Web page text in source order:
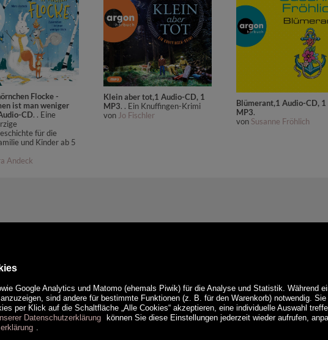
Flocke -
ist man weniger
CD. . Eine
für die
und Kinder ab 5
Andeck
Klein aber tot,1 Audio-CD, 1
MP3. . Ein Knuffingen-Krimi
von Jo Fischler
Blümerant,1 Audio-CD, 1
MP3.
von Susanne Fröhlich
Google Analytics und Matomo (ehemals Piwik) für die Analyse und Statistik. Während
sind andere für bestimmte Funktionen (z. B. für den Warenkorb) notwendig.
per Klick auf die Schaltfläche „Alle Cookies“ akzeptieren, eine individuelle Auswahl
Datenschutzerklärung
können Sie diese Einstellungen jederzeit wieder aufrufen,